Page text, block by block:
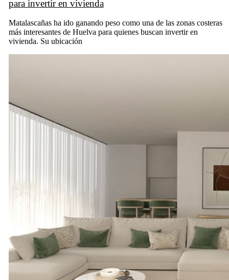
para invertir en vivienda
Matalascañas ha ido ganando peso como una de las zonas costeras
más interesantes de Huelva para quienes buscan invertir en
vivienda. Su ubicación